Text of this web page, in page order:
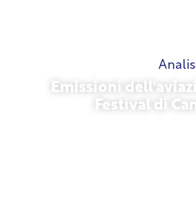
Emissioni
Festival di